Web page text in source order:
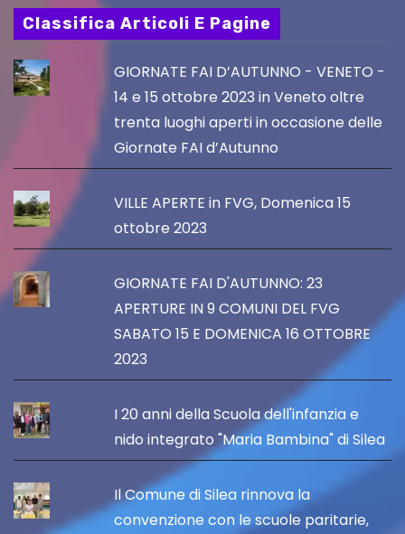
Classifica Articoli E Pagine
GIORNATE FAI D’AUTUNNO - VENETO -
14 e 15 ottobre 2023 in Veneto oltre
trenta luoghi aperti in occasione delle
Giornate FAI d’Autunno
VILLE APERTE in FVG, Domenica 15
ottobre 2023
GIORNATE FAI D'AUTUNNO: 23
APERTURE IN 9 COMUNI DEL FVG
SABATO 15 E DOMENICA 16 OTTOBRE
2023
I 20 anni della Scuola dell'infanzia e
nido integrato "Maria Bambina" di Silea
Il Comune di Silea rinnova la
convenzione con le scuole paritarie,